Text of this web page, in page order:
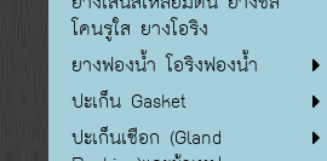
โคนรูใส ยางโอริง
ยางฟองน้ำ โอริงฟองน้ำ
ปะเก็น Gasket
ปะเก็นเชือก (Gland